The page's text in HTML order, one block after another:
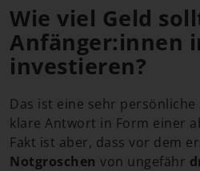
Wie viel Geld
Anfänger:innen
investieren?
Das ist eine sehr persönliche
klare Antwort in Form einer
Fakt ist aber, dass vor dem
Notgroschen von ungefähr